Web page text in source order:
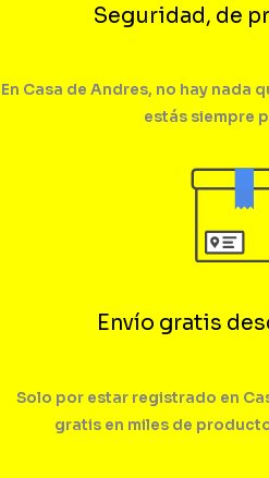
Seguridad, de
En Casa de Andres, no hay nada
estás siempre
Envío gratis
Solo por estar registrado en
gratis en miles de